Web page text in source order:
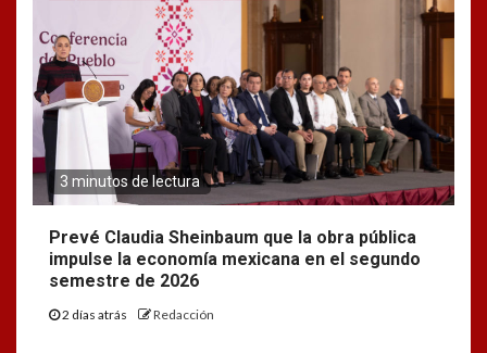
3 minutos de lectura
Prevé Claudia Sheinbaum que la obra pública
impulse la economía mexicana en el segundo
semestre de 2026
2 días atrás Redacción